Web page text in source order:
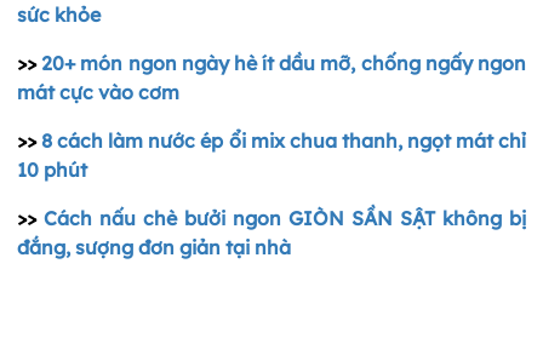
sức khỏe
>> 20+ món ngon ngày hè ít dầu mỡ, chống ngấy ngon
mát cực vào cơm
>>8 cách làm nước ép ổi mix chua thanh, ngọt mát chỉ
10 phút
>> Cách nấu chè bưởi ngon GIÒN SẦN SẬT không bị
đắng, sượng đơn giản tại nhà